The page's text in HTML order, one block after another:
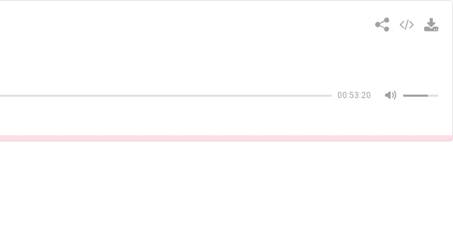
00:53:20